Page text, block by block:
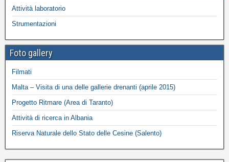
Attività laboratorio
Strumentazioni
Foto gallery
Filmati
Malta – Visita di una delle gallerie drenanti (aprile 2015)
Progetto Ritmare (Area di Taranto)
Attività di ricerca in Albania
Riserva Naturale dello Stato delle Cesine (Salento)